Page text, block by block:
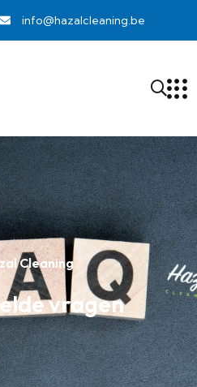
info@hazalcleaning.be
Cleaning
vragen